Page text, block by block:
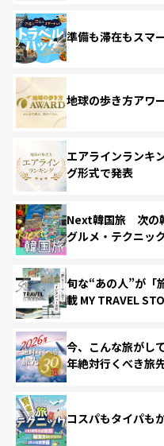
準備も滞在もスマ
地球の歩き方アワ
エアラインランキ
グ形式で発表
Next韓国旅 次の
グルメ・テクニッ
旬な“あの人”が「
載 MY TRAVEL
今、こんな旅がし
年絶対行くべき旅
コスパもタイパも